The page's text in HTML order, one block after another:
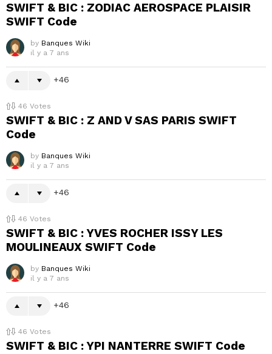
SWIFT & BIC : ZODIAC AEROSPACE PLAISIR
SWIFT Code
by Banques Wiki
il y a 7 ans
46
46 Votes
SWIFT & BIC : Z AND V SAS PARIS SWIFT
Code
by Banques Wiki
il y a 7 ans
46
46 Votes
SWIFT & BIC : YVES ROCHER ISSY LES
MOULINEAUX SWIFT Code
by Banques Wiki
il y a 7 ans
46
46 Votes
SWIFT & BIC : YPI NANTERRE SWIFT Code